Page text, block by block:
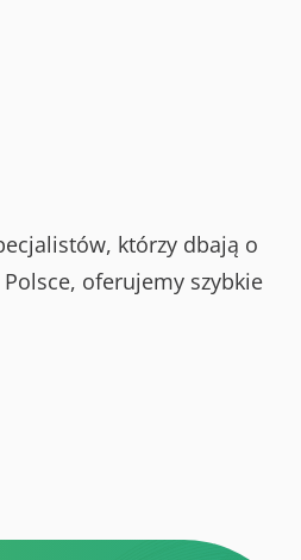
którzy dbają o
oferujemy szybkie